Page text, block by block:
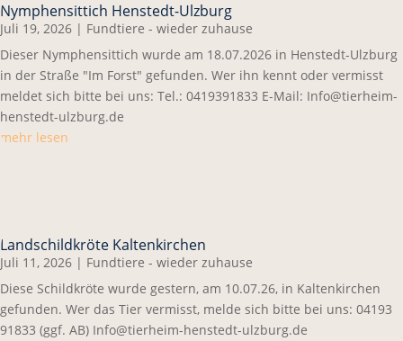
Nymphensittich Henstedt-Ulzburg
Juli 19, 2026 | Fundtiere - wieder zuhause
Dieser Nymphensittich wurde am 18.07.2026 in Henstedt-Ulzburg
in der Straße "Im Forst" gefunden. Wer ihn kennt oder vermisst
meldet sich bitte bei uns: Tel.: 0419391833 E-Mail: Info@tierheim-
henstedt-ulzburg.de
mehr lesen
Landschildkröte Kaltenkirchen
Juli 11, 2026 | Fundtiere - wieder zuhause
Diese Schildkröte wurde gestern, am 10.07.26, in Kaltenkirchen
gefunden. Wer das Tier vermisst, melde sich bitte bei uns: 04193
91833 (ggf. AB) Info@tierheim-henstedt-ulzburg.de